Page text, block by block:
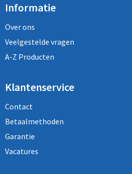
Informatie
Over ons
Veelgestelde vragen
A-Z Producten
Klantenservice
Contact
Betaalmethoden
Garantie
Vacatures